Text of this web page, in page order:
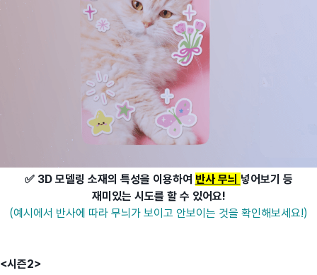
✅ 3D 모델링 소재의 특성을 이용하여 반사 무늬 넣어보기 등
재미있는 시도를 할 수 있어요!
(예시에서 반사에 따라 무늬가 보이고 안보이는 것을 확인해보세요!)
<시즌2>